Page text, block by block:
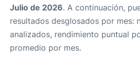
Julio de 2026. A continuación,
resultados desglosados por mes:
analizados, rendimiento puntual
promedio por mes.